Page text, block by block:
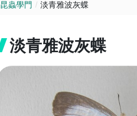
昆蟲學門 淡青雅波灰蝶
淡青雅波灰蝶